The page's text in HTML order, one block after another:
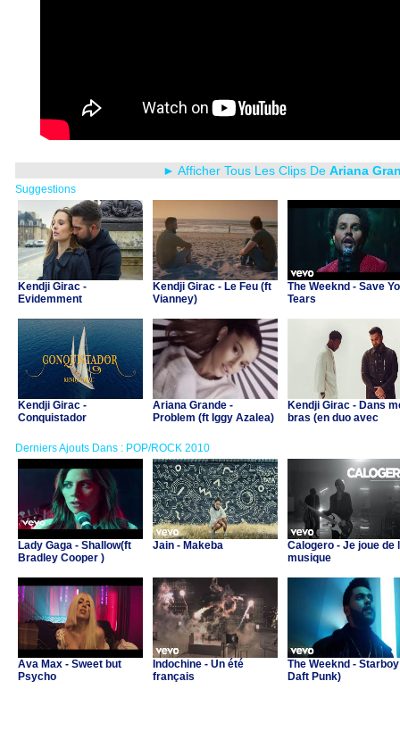
► Afficher Tous Les Clips De Ariana
Suggestions
Kendji Girac -
Evidemment
Kendji Girac - Le Feu (ft
Vianney)
The Weeknd - Save
Tears
Kendji Girac -
Conquistador
Ariana Grande -
Problem (ft Iggy Azalea)
Kendji Girac - Dans
bras (en duo avec
Derniers Ajouts Dans : POP/ROCK 2010
Lady Gaga - Shallow(ft
Bradley Cooper )
Jain - Makeba
Calogero - Je joue de
musique
Ava Max - Sweet but
Psycho
Indochine - Un été
français
The Weeknd -
Daft Punk)